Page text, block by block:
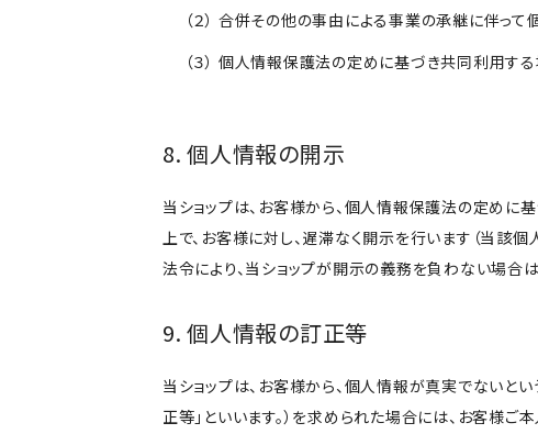
（２） 合併その他の事由による事業の承継に伴っ
（３） 個人情報保護法の定めに基づき共同利用す
8. 個人情報の開示
当ショップは、お客様から、個人情報保護法の定め
上で、お客様に対し、遅滞なく開示を行います（当該
法令により、当ショップが開示の義務を負わない場合は
9. 個人情報の訂正等
当ショップは、お客様から、個人情報が真実でないと
正等」といいます。）を求められた場合には、お客様